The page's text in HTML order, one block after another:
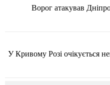
Ворог атакував
У Кривому Розі очікується